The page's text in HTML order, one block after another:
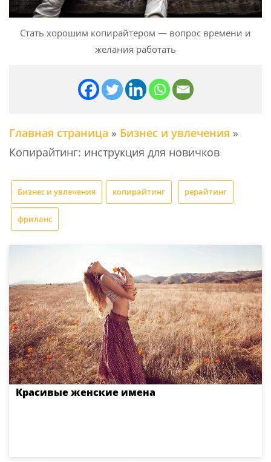
Стать хорошим копирайтером — вопрос времени и
желания работать
Главная страница » Бизнес и увлечения »
Копирайтинг: инструкция для новичков
Бизнес и увлечения копирайтинг рерайтинг
фриланс
Красивые женские имена